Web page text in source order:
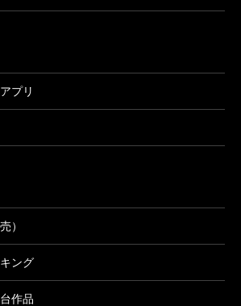
プリ
）
ング
作品